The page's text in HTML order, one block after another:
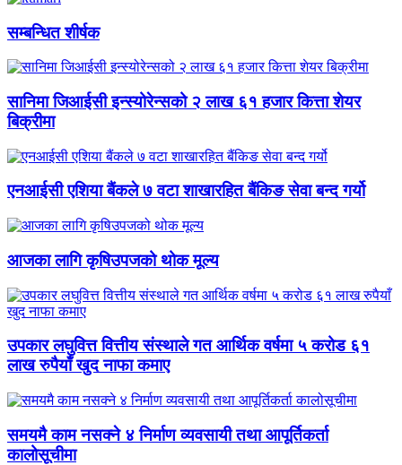
सम्बन्धित शीर्षक
सानिमा जिआईसी इन्स्योरेन्सको २ लाख ६१ हजार कित्ता शेयर
बिक्रीमा
एनआईसी एशिया बैंकले ७ वटा शाखारहित बैंकिङ सेवा बन्द गर्यो
आजका लागि कृषिउपजको थोक मूल्य
उपकार लघुवित्त वित्तीय संस्थाले गत आर्थिक वर्षमा ५ करोड ६१
लाख रुपैयाँ खुद नाफा कमाए
समयमै काम नसक्ने ४ निर्माण व्यवसायी तथा आपूर्तिकर्ता
कालोसूचीमा